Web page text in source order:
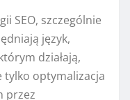
SEO, szczególnie
język,
działają,
tylko optymalizacja
przez